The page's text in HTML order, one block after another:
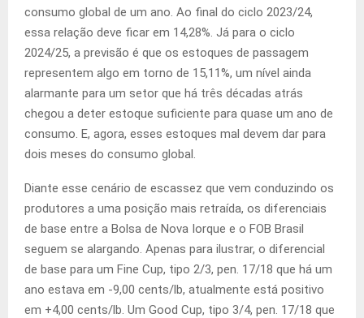
consumo global de um ano. Ao final do ciclo 2023/24,
essa relação deve ficar em 14,28%. Já para o ciclo
2024/25, a previsão é que os estoques de passagem
representem algo em torno de 15,11%, um nível ainda
alarmante para um setor que há três décadas atrás
chegou a deter estoque suficiente para quase um ano de
consumo. E, agora, esses estoques mal devem dar para
dois meses do consumo global.
Diante esse cenário de escassez que vem conduzindo os
produtores a uma posição mais retraída, os diferenciais
de base entre a Bolsa de Nova Iorque e o FOB Brasil
seguem se alargando. Apenas para ilustrar, o diferencial
de base para um Fine Cup, tipo 2/3, pen. 17/18 que há um
ano estava em -9,00 cents/lb, atualmente está positivo
em +4,00 cents/lb. Um Good Cup, tipo 3/4, pen. 17/18 que